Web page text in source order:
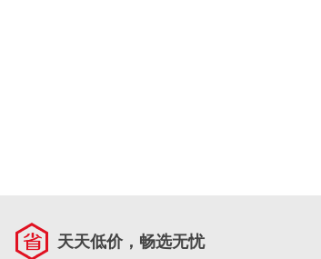
天天低价，畅选无忧